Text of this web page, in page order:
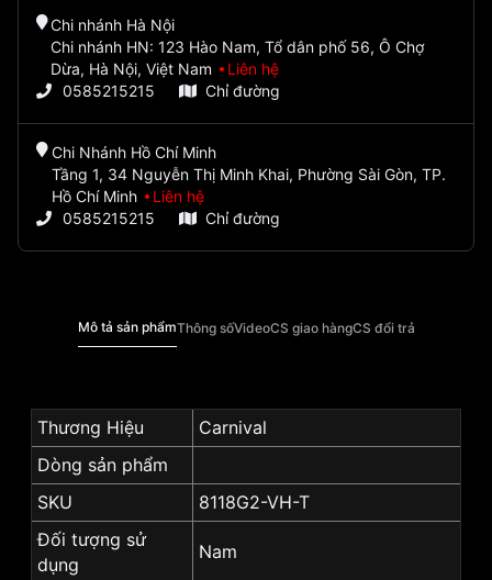
Chi nhánh Hà Nội
Chi nhánh HN: 123 Hào Nam, Tổ dân phố 56, Ô Chợ
Dừa, Hà Nội, Việt Nam
Liên hệ
0585215215
Chỉ đường
Chi Nhánh Hồ Chí Minh
Tầng 1, 34 Nguyễn Thị Minh Khai, Phường Sài Gòn, TP.
Hồ Chí Minh
Liên hệ
0585215215
Chỉ đường
Mô tả sản phẩmThông sốVideoCS giao hàngCS đổi trả
Thương Hiệu
Carnival
Dòng sản phẩm
SKU
8118G2-VH-T
Đối tượng sử
dụng
Nam